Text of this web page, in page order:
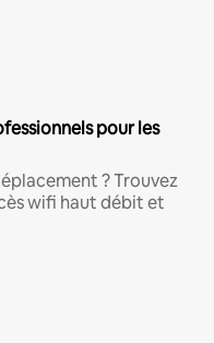
pour les
? Trouvez
wifi haut débit et